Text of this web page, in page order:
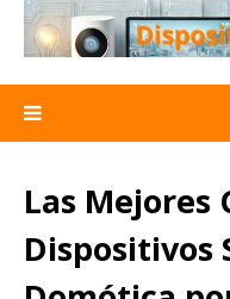
Las Mejores
Dispositivos